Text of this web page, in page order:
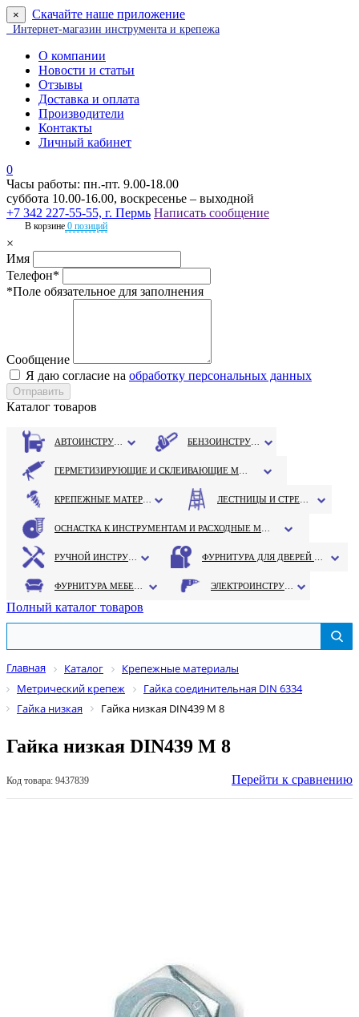
× Скачайте наше приложение
Интернет-магазин инструмента и крепежа
О компании
Новости и статьи
Отзывы
Доставка и оплата
Производители
Контакты
Личный кабинет
0
Часы работы: пн.-пт. 9.00-18.00
суббота 10.00-16.00, воскресенье – выходной
+7 342 227-55-55, г. Пермь Написать сообщение
В корзине 0 позиций
×
Имя
Телефон*
*Поле обязательное для заполнения
Сообщение
Я даю согласие на обработку персональных данных
Каталог товаров
Полный каталог товаров
Главная Каталог
Крепежные материалы
Метрический крепеж
Гайка соединительная DIN 6334
Гайка низкая
Гайка низкая DIN439 М 8
Гайка низкая DIN439 М 8
Код товара: 9437839 Перейти к сравнению